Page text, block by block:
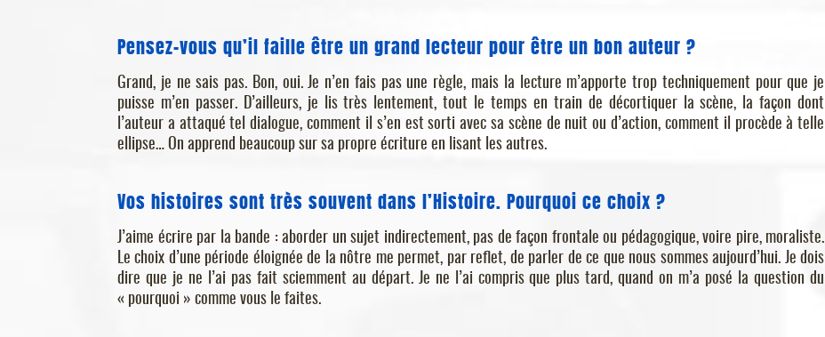
Pensez-vous qu’il faille être un grand lecteur pour être un bon auteur ?
Grand, je ne sais pas. Bon, oui. Je n’en fais pas une règle, mais la lecture m’apporte trop techniquement pour que je
puisse m’en passer. D’ailleurs, je lis très lentement, tout le temps en train de décortiquer la scène, la façon dont
l’auteur a attaqué tel dialogue, comment il s’en est sorti avec sa scène de nuit ou d’action, comment il procède à telle
ellipse… On apprend beaucoup sur sa propre écriture en lisant les autres.
Vos histoires sont très souvent dans l’Histoire. Pourquoi ce choix ?
J’aime écrire par la bande : aborder un sujet indirectement, pas de façon frontale ou pédagogique, voire pire, moraliste.
Le choix d’une période éloignée de la nôtre me permet, par reflet, de parler de ce que nous sommes aujourd’hui. Je dois
dire que je ne l’ai pas fait sciemment au départ. Je ne l’ai compris que plus tard, quand on m’a posé la question du
« pourquoi » comme vous le faites.